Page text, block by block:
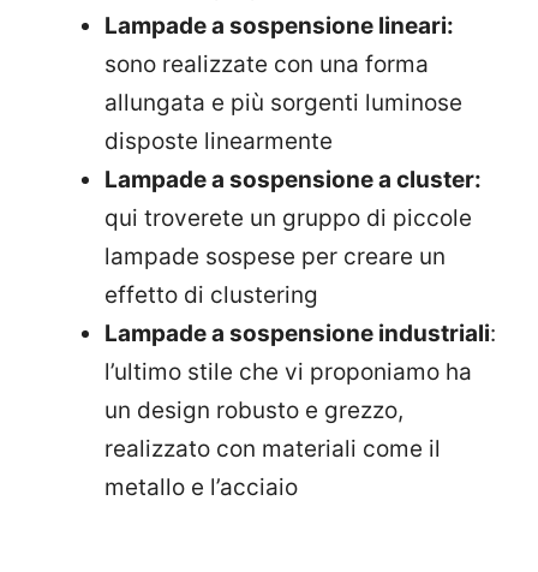
Lampade a sospensione lineari:
sono realizzate con una forma
allungata e più sorgenti luminose
disposte linearmente
Lampade a sospensione a cluster:
qui troverete un gruppo di piccole
lampade sospese per creare un
effetto di clustering
Lampade a sospensione industriali:
l’ultimo stile che vi proponiamo ha
un design robusto e grezzo,
realizzato con materiali come il
metallo e l’acciaio